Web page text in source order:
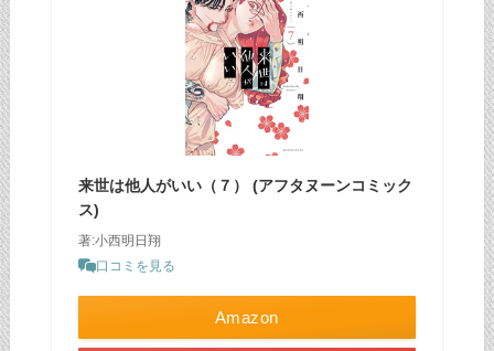
来世は他人がいい（７） (アフタヌーンコミック
ス)
著:小西明日翔
口コミを見る
Amazon